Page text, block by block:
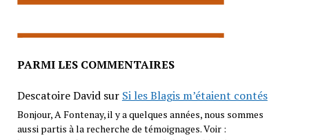
PARMI LES COMMENTAIRES
Descatoire Davidsur Si les Blagis m’étaient contés
Bonjour, A Fontenay, il y a quelques années, nous sommes
aussi partis à la recherche de témoignages. Voir :